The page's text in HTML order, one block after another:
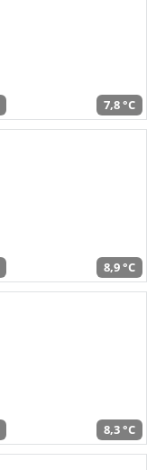
7,8 °C
8,9 °C
8,3 °C